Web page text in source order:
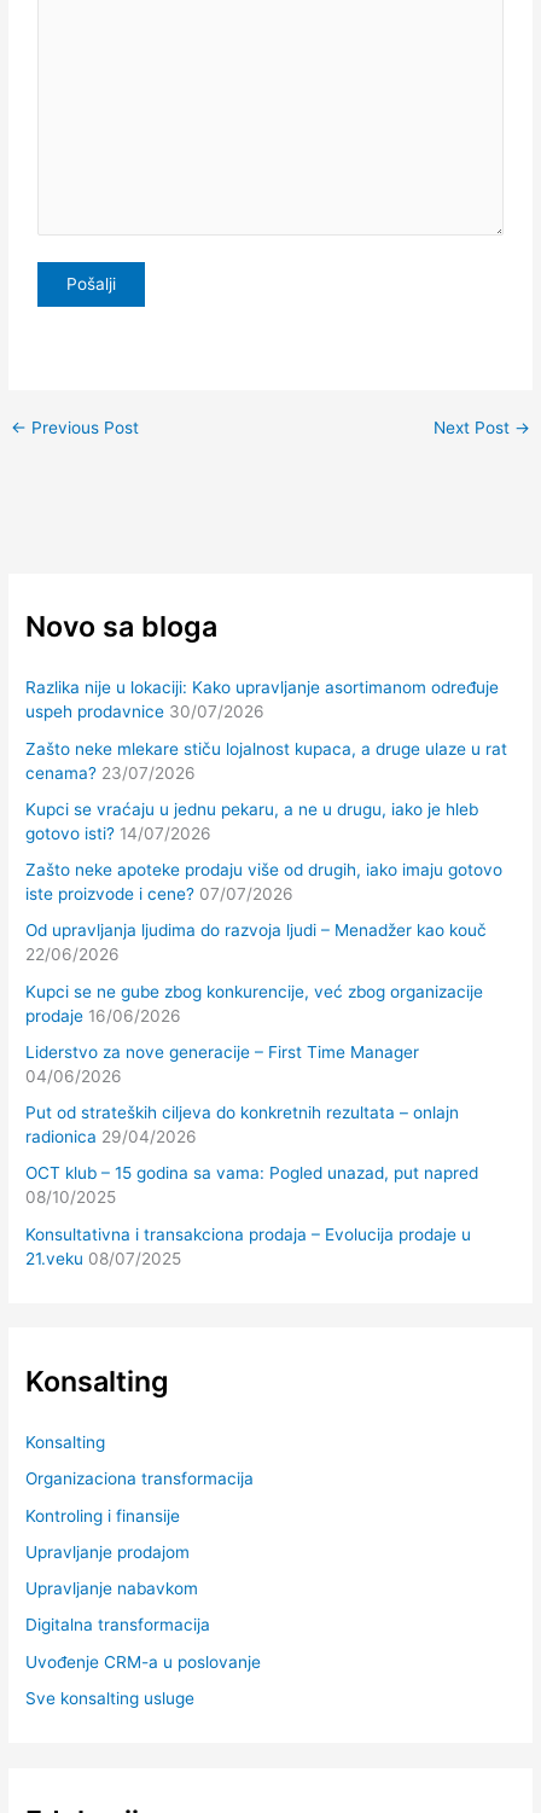
← Previous Post Next Post →
Novo sa bloga
Razlika nije u lokaciji: Kako upravljanje asortimanom određuje
uspeh prodavnice 30/07/2026
Zašto neke mlekare stiču lojalnost kupaca, a druge ulaze u rat
cenama? 23/07/2026
Kupci se vraćaju u jednu pekaru, a ne u drugu, iako je hleb
gotovo isti? 14/07/2026
Zašto neke apoteke prodaju više od drugih, iako imaju gotovo
iste proizvode i cene? 07/07/2026
Od upravljanja ljudima do razvoja ljudi – Menadžer kao kouč
22/06/2026
Kupci se ne gube zbog konkurencije, već zbog organizacije
prodaje 16/06/2026
Liderstvo za nove generacije – First Time Manager
04/06/2026
Put od strateških ciljeva do konkretnih rezultata – onlajn
radionica 29/04/2026
OCT klub – 15 godina sa vama: Pogled unazad, put napred
08/10/2025
Konsultativna i transakciona prodaja – Evolucija prodaje u
21.veku 08/07/2025
Konsalting
Konsalting
Organizaciona transformacija
Kontroling i finansije
Upravljanje prodajom
Upravljanje nabavkom
Digitalna transformacija
Uvođenje CRM-a u poslovanje
Sve konsalting usluge